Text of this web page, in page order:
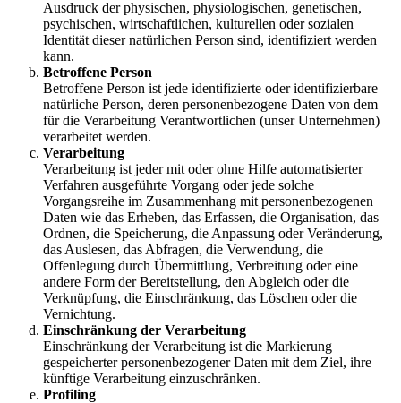
Ausdruck der physischen, physiologischen, genetischen,
psychischen, wirtschaftlichen, kulturellen oder sozialen
Identität dieser natürlichen Person sind, identifiziert werden
kann.
Betroffene Person
Betroffene Person ist jede identifizierte oder identifizierbare
natürliche Person, deren personenbezogene Daten von dem
für die Verarbeitung Verantwortlichen (unser Unternehmen)
verarbeitet werden.
Verarbeitung
Verarbeitung ist jeder mit oder ohne Hilfe automatisierter
Verfahren ausgeführte Vorgang oder jede solche
Vorgangsreihe im Zusammenhang mit personenbezogenen
Daten wie das Erheben, das Erfassen, die Organisation, das
Ordnen, die Speicherung, die Anpassung oder Veränderung,
das Auslesen, das Abfragen, die Verwendung, die
Offenlegung durch Übermittlung, Verbreitung oder eine
andere Form der Bereitstellung, den Abgleich oder die
Verknüpfung, die Einschränkung, das Löschen oder die
Vernichtung.
Einschränkung der Verarbeitung
Einschränkung der Verarbeitung ist die Markierung
gespeicherter personenbezogener Daten mit dem Ziel, ihre
künftige Verarbeitung einzuschränken.
Profiling